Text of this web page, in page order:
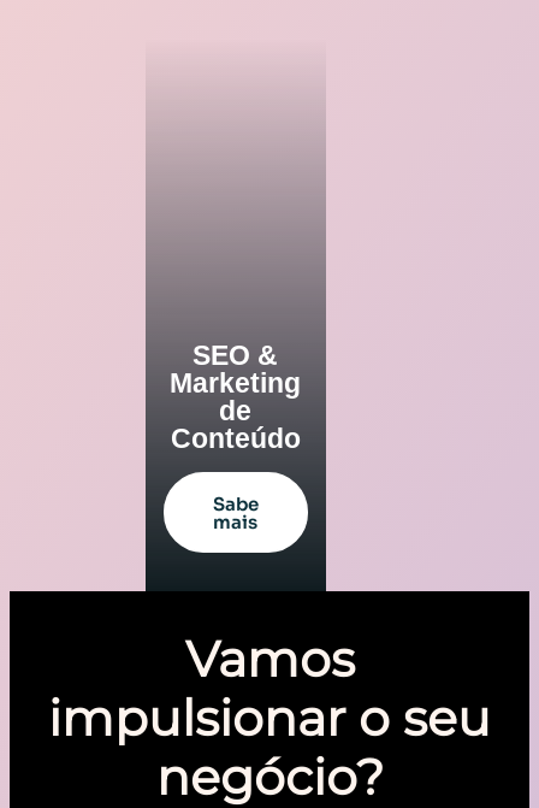
SEO &
Marketing
de
Conteúdo
Sabe
mais
Vamos
impulsionar o seu
negócio?